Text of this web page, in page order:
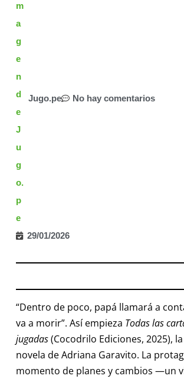
Jugo.pe No hay comentarios
29/01/2026
“Dentro de poco, papá llamará a
va a morir”. Así empieza Todas las
jugadas(Cocodrilo Ediciones, 2025),
novela de Adriana Garavito. La
momento de planes y cambios —un